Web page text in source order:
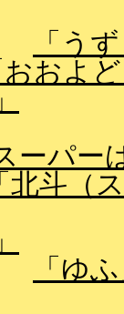
「う
おおよ
ーパ
北斗（
「ゆ